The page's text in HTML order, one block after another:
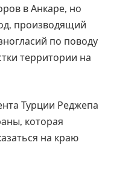
в Анкаре, но
производящий
по поводу
территории на
Турции Реджепа
которая
на краю